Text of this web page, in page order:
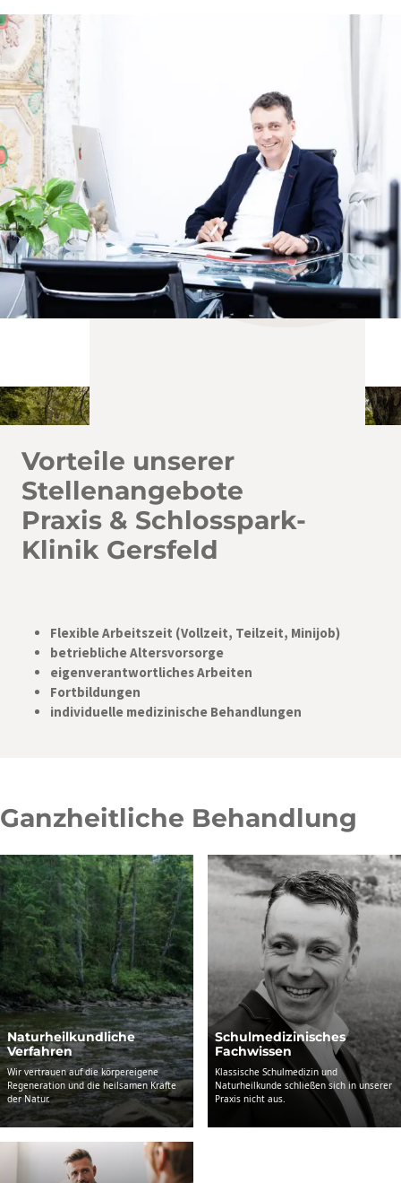
Vorteile unserer
Stellenangebote
Praxis & Schlosspark-
Klinik Gersfeld
Flexible Arbeitszeit (Vollzeit, Teilzeit, Minijob)
betriebliche Altersvorsorge
eigenverantwortliches Arbeiten
Fortbildungen
individuelle medizinische Behandlungen
Ganzheitliche Behandlung
Naturheil­kundliche
Verfahren
Wir vertrauen auf die körpereigene
Regeneration und die heilsamen Kräfte
der Natur.
Schul­medizinisches
Fachwissen
Klassische Schulmedizin und
Naturheilkunde schließen sich in unserer
Praxis nicht aus.